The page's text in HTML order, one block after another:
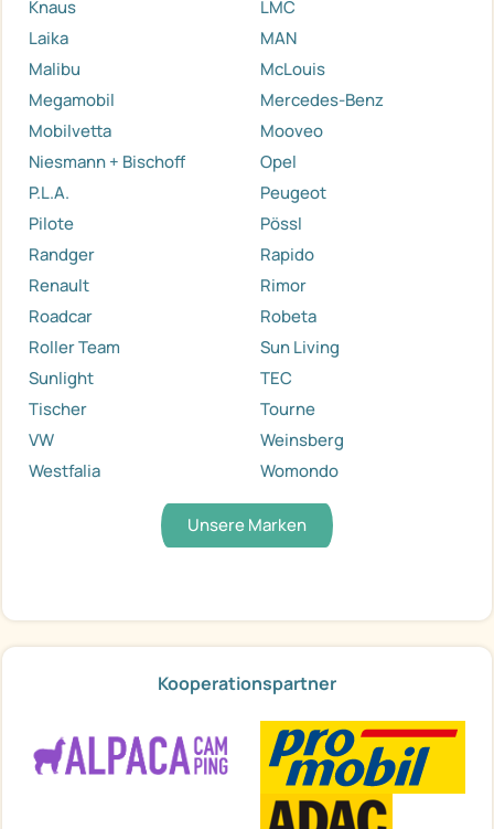
Knaus
LMC
Laika
MAN
Malibu
McLouis
Megamobil
Mercedes-Benz
Mobilvetta
Mooveo
Niesmann + Bischoff
Opel
P.L.A.
Peugeot
Pilote
Pössl
Randger
Rapido
Renault
Rimor
Roadcar
Robeta
Roller Team
Sun Living
Sunlight
TEC
Tischer
Tourne
VW
Weinsberg
Westfalia
Womondo
Unsere Marken
Kooperationspartner